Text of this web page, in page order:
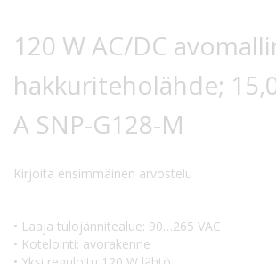
loppuun
alkuun
120 W AC/DC
hakkuriteholähde;
A SNP-G128-M
Kirjoita ensimmäinen arvostelu
• Laaja tulojännitealue: 90…265 VAC
• Kotelointi: avorakenne